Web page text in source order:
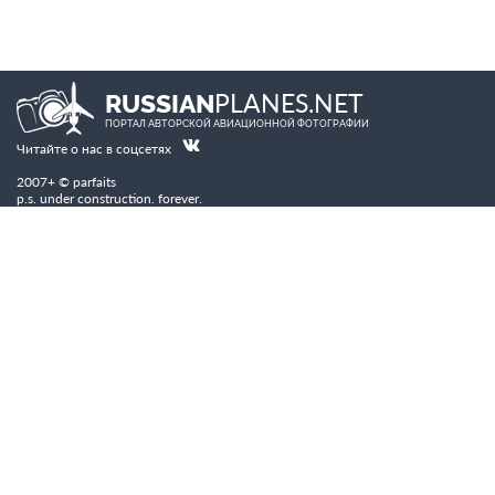
RUSSIANPLANES.NET
ПОРТАЛ АВТОРСКОЙ АВИАЦИОННОЙ ФОТОГРАФИИ
Читайте о нас в соцсетях
2007+ © parfaits
p.s. under construction. forever.